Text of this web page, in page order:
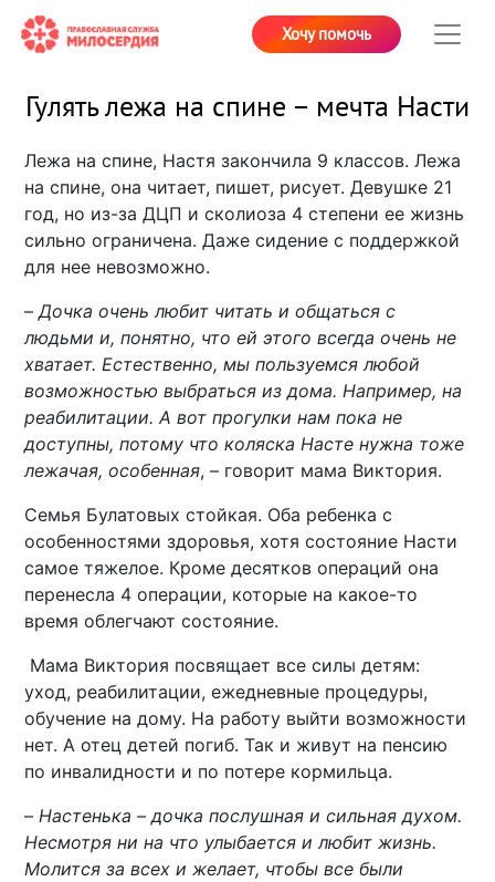
Хочу помочь
Гулять лежа на спине – мечта Насти
Лежа на спине, Настя закончила 9 классов. Лежа
на спине, она читает, пишет, рисует. Девушке 21
год, но из-за ДЦП и сколиоза 4 степени ее жизнь
сильно ограничена. Даже сидение с поддержкой
для нее невозможно.
–Дочка очень любит читать и общаться с
людьми и, понятно, что ей этого всегда очень не
хватает. Естественно, мы пользуемся любой
возможностью выбраться из дома. Например, на
реабилитации. А вот прогулки нам пока не
доступны, потому что коляска Насте нужна тоже
лежачая, особенная, – говорит мама Виктория.
Семья Булатовых стойкая. Оба ребенка с
особенностями здоровья, хотя состояние Насти
самое тяжелое. Кроме десятков операций она
перенесла 4 операции, которые на какое-то
время облегчают состояние.
Мама Виктория посвящает все силы детям:
уход, реабилитации, ежедневные процедуры,
обучение на дому. На работу выйти возможности
нет. А отец детей погиб. Так и живут на пенсию
по инвалидности и по потере кормильца.
–Настенька – дочка послушная и сильная духом.
Несмотря ни на что улыбается и любит жизнь.
Молится за всех и желает, чтобы все были